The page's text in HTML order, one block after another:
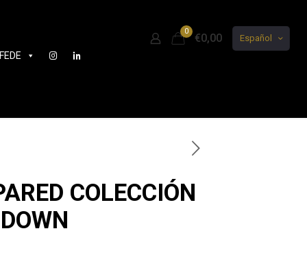
0
€0,00 Español
COLECCIÓN